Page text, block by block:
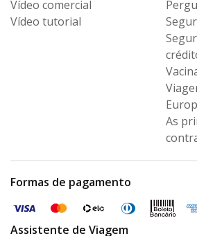
Vídeo comercial
Vídeo tutorial
As
Formas de pagamento
Assistente de Viagem